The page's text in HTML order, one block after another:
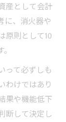
産として会計
に、消火器や
原則として10
って必ずしも
わけではあり
果や機能低下
断して決定し